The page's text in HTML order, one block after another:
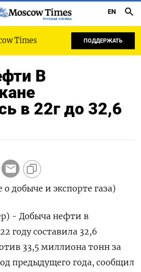
РУССКАЯ СЛУЖБА
EN
Times ПОДДЕРЖАТЬ
В
в 22г до 32,6
добыче и экспорте газа)
- Добыча нефти в
году составила 32,6
33,5 миллиона тонн за
предыдущего года, сообщил